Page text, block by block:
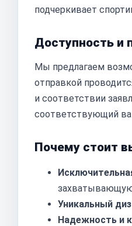
подчеркивает
Доступность и
Мы предлагаем
отправкой
и соответствии
соответствующий
Почему стоит
Уникальный
Надежность и